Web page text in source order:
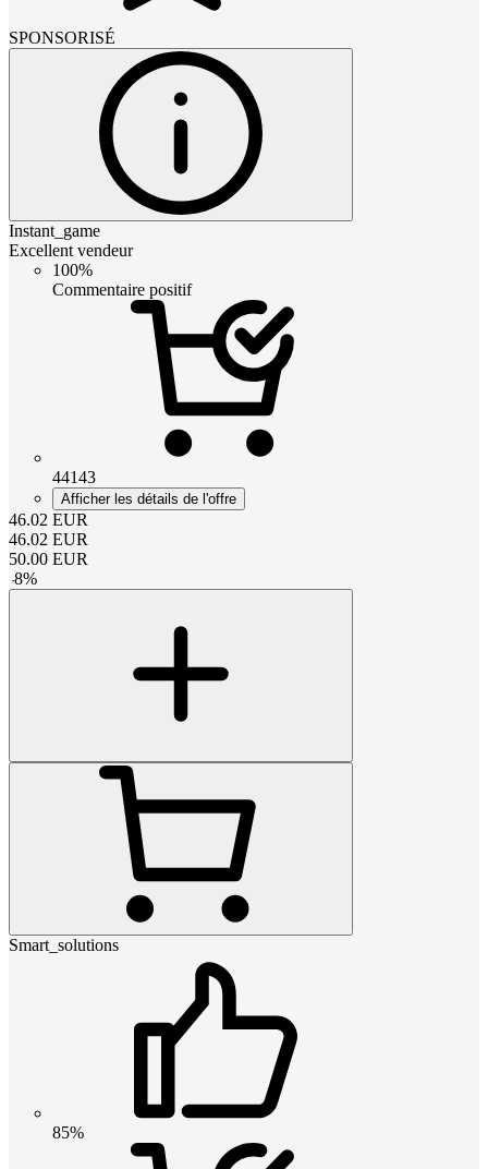
SPONSORISÉ
Instant_game
Excellent vendeur
100%
Commentaire positif
44143
Afficher les détails de l'offre
46.02 EUR
46.02 EUR
50.00 EUR
-8%
Smart_solutions
85%